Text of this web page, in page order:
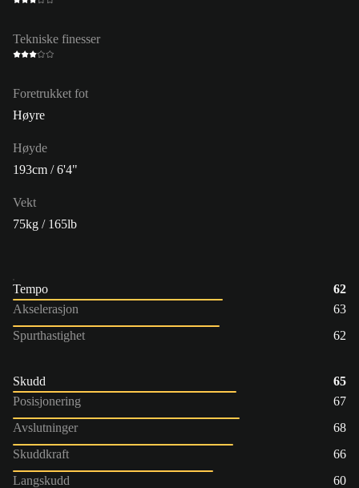
Tekniske finesser
Foretrukket fot
Høyre
Høyde
193cm / 6'4"
Vekt
75kg / 165lb
Tempo
62
Akselerasjon
63
Spurthastighet
62
Skudd
65
Posisjonering
67
Avslutninger
68
Skuddkraft
66
Langskudd
60